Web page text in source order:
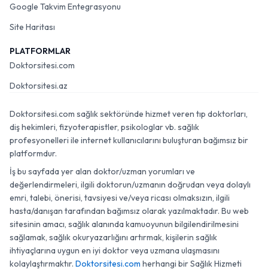
Google Takvim Entegrasyonu
Site Haritası
PLATFORMLAR
Doktorsitesi.com
Doktorsitesi.az
Doktorsitesi.com sağlık sektöründe hizmet veren tıp doktorları,
diş hekimleri, fizyoterapistler, psikologlar vb. sağlık
profesyonelleri ile internet kullanıcılarını buluşturan bağımsız bir
platformdur.
İş bu sayfada yer alan doktor/uzman yorumları ve
değerlendirmeleri, ilgili doktorun/uzmanın doğrudan veya dolaylı
emri, talebi, önerisi, tavsiyesi ve/veya ricası olmaksızın, ilgili
hasta/danışan tarafından bağımsız olarak yazılmaktadır. Bu web
sitesinin amacı, sağlık alanında kamuoyunun bilgilendirilmesini
sağlamak, sağlık okuryazarlığını artırmak, kişilerin sağlık
ihtiyaçlarına uygun en iyi doktor veya uzmana ulaşmasını
kolaylaştırmaktır. Doktorsitesi.com herhangi bir Sağlık Hizmeti